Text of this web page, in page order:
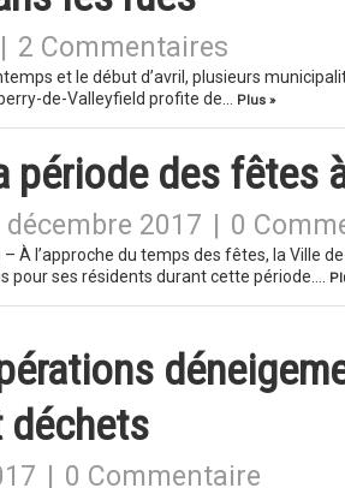
2 Commentaires
et le début d’avril, plusieurs
de-Valleyfield profite de…
Plus »
période des fêtes
décembre 2017 0
– À l’approche du temps des fêtes, la Ville
pour ses résidents durant cette période….
déchets
0 Commentaire